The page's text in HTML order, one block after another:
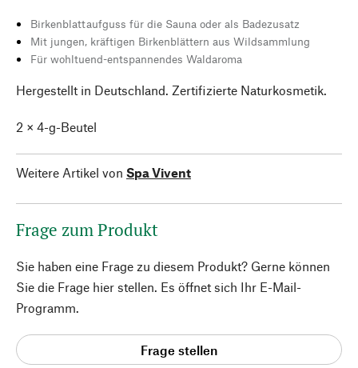
Birkenblattaufguss für die Sauna oder als Badezusatz
Mit jungen, kräftigen Birkenblättern aus Wildsammlung
Für wohltuend-entspannendes Waldaroma
Hergestellt in Deutschland. Zertifizierte Naturkosmetik.
2 × 4-g-Beutel
Weitere Artikel von Spa Vivent
Frage zum Produkt
Sie haben eine Frage zu diesem Produkt? Gerne können
Sie die Frage hier stellen. Es öffnet sich Ihr E-Mail-
Programm.
Frage stellen